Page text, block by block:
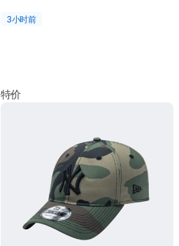
3小时前
特价